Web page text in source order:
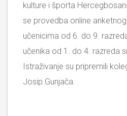
kulture i športa
se provedba online
učenicima od 6. do 9.
učenika od 1. do 4. razreda
Istraživanje su pripremili
Josip Gunjača.